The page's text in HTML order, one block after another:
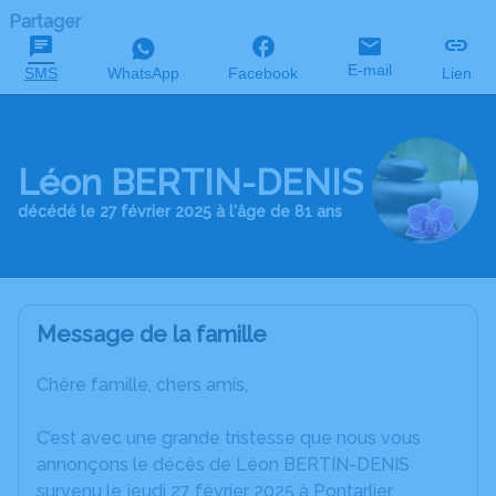
Partager
SMS WhatsApp Facebook E-mail Lien
Léon BERTIN-DENIS
décédé le 27 février 2025 à l'âge de 81 ans
Message de la famille
Chère famille, chers amis,
C’est avec une grande tristesse que nous vous
annonçons le décès de Léon BERTIN-DENIS
survenu le jeudi 27 février 2025 à Pontarlier.